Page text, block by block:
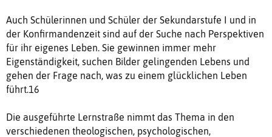
Auch Schülerinnen und Schüler der Sekundarstufe I und in
der Konfirmandenzeit sind auf der Suche nach Perspektiven
für ihr eigenes Leben. Sie gewinnen immer mehr
Eigenständigkeit, suchen Bilder gelingenden Lebens und
gehen der Frage nach, was zu einem glücklichen Leben
führt.16
Die ausgeführte Lernstraße nimmt das Thema in den
verschiedenen theologischen, psychologischen,